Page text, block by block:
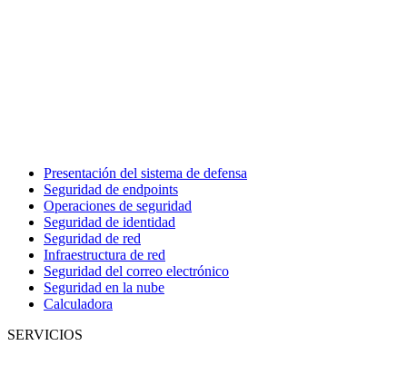
Presentación del sistema de defensa
Seguridad de endpoints
Operaciones de seguridad
Seguridad de identidad
Seguridad de red
Infraestructura de red
Seguridad del correo electrónico
Seguridad en la nube
Calculadora
SERVICIOS